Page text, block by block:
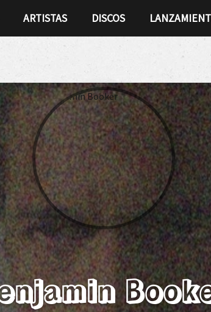
ARTISTAS DISCOS